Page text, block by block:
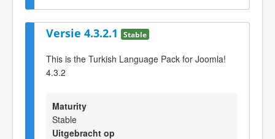
Versie 4.3.2.1 Stable
This is the Turkish Language Pack for Joomla!
4.3.2
Maturity
Stable
Uitgebracht op